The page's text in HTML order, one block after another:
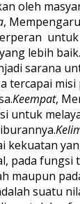
oleh
,
lebih baik.
sarana
tercapai
Keempat,
untuk
kekuatan
pada fungsi
maupun
suatu